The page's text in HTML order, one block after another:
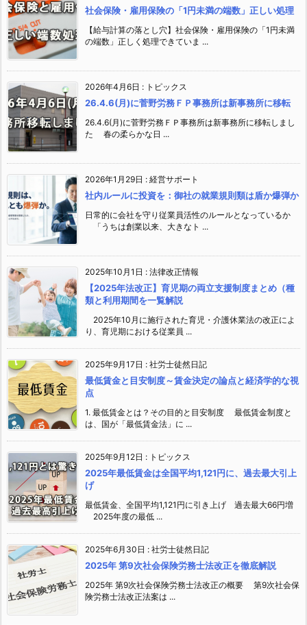
社会保険・雇用保険の「1円未満の端数」正しい処理
【給与計算の落とし穴】社会保険・雇用保険の「1円未満
の端数」正しく処理できていま ...
2026年4月6日 : トピックス
26.4.6(月)に菅野労務ＦＰ事務所は新事務所に移転
26.4.6(月)に菅野労務ＦＰ事務所は新事務所に移転しまし
た 春の柔らかな日 ...
2026年1月29日 : 経営サポート
社内ルールに投資を：御社の就業規則類は盾か爆弾か
日常的に会社を守り従業員活性のルールとなっているか
「うちは創業以来、大きなト ...
2025年10月1日 : 法律改正情報
【2025年法改正】育児期の両立支援制度まとめ（種
類と利用期間を一覧解説
2025年10月に施行された育児・介護休業法の改正によ
り、育児期における従業員 ...
2025年9月17日 : 社労士徒然日記
最低賃金と目安制度～賃金決定の論点と経済学的な視
点
1. 最低賃金とは？その目的と目安制度 最低賃金制度と
は、国が「最低賃金法」に ...
2025年9月12日 : トピックス
2025年最低賃金は全国平均1,121円に、過去最大引上
げ
最低賃金、全国平均1,121円に引き上げ 過去最大66円増
2025年度の最低 ...
2025年6月30日 : 社労士徒然日記
2025年 第9次社会保険労務士法改正を徹底解説
2025年 第9次社会保険労務士法改正の概要 第9次社会保
険労務士法改正法案は ...